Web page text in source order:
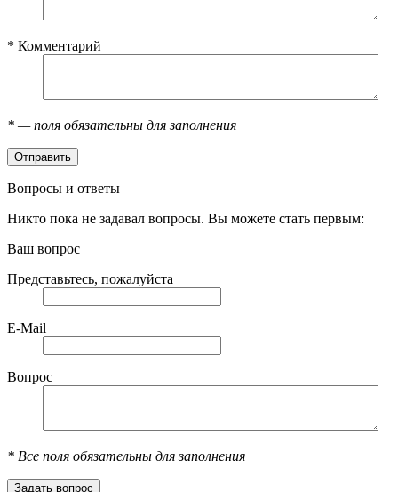
* Комментарий
* — поля обязательны для заполнения
Вопросы и ответы
Никто пока не задавал вопросы. Вы можете стать первым:
Ваш вопрос
Представьтесь, пожалуйста
E-Mail
Вопрос
* Все поля обязательны для заполнения